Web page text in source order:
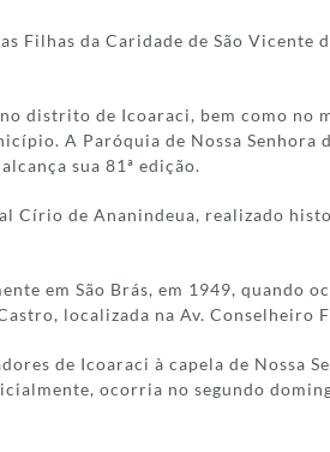
Filhas da Caridade de São Vicente
distrito de Icoaraci, bem como no
A Paróquia de Nossa
sua 81ª edição.
Círio de Ananindeua, realizado
em São Brás, em 1949, quando
localizada na Av. Conselheiro
de Icoaraci à capela de Nossa
ocorria no segundo